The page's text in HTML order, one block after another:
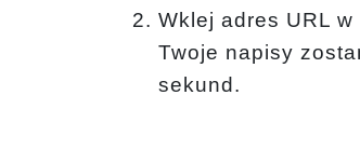
Wklej adres URL w
Twoje napisy
sekund.